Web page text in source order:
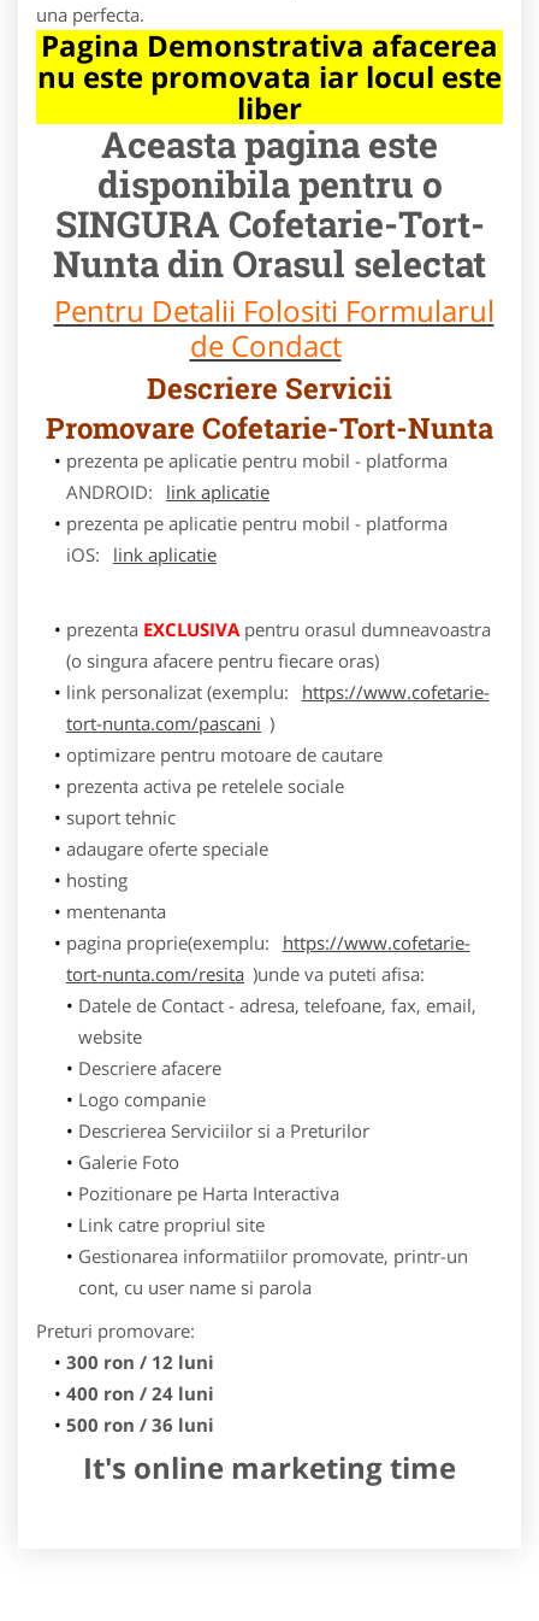
una perfecta.
Pagina Demonstrativa afacerea
nu este promovata iar locul este
liber
Aceasta pagina este
disponibila pentru o
SINGURA Cofetarie-Tort-
Nunta din Orasul selectat
Pentru Detalii Folositi Formularul
de Condact
Descriere Servicii
Promovare Cofetarie-Tort-Nunta
prezenta pe aplicatie pentru mobil - platforma
ANDROID:
link aplicatie
prezenta pe aplicatie pentru mobil - platforma
iOS:
link aplicatie
prezenta EXCLUSIVApentru orasul dumneavoastra
(o singura afacere pentru fiecare oras)
link personalizat (exemplu:
https://www.cofetarie-
tort-nunta.com/pascani )
optimizare pentru motoare de cautare
prezenta activa pe retelele sociale
suport tehnic
adaugare oferte speciale
hosting
mentenanta
pagina proprie(exemplu:
https://www.cofetarie-
tort-nunta.com/resita )unde va puteti afisa:
Datele de Contact - adresa, telefoane, fax, email,
website
Descriere afacere
Logo companie
Descrierea Serviciilor si a Preturilor
Galerie Foto
Pozitionare pe Harta Interactiva
Link catre propriul site
Gestionarea informatiilor promovate, printr-un
cont, cu user name si parola
Preturi promovare:
300 ron / 12 luni
400 ron / 24 luni
500 ron / 36 luni
It's online marketing time